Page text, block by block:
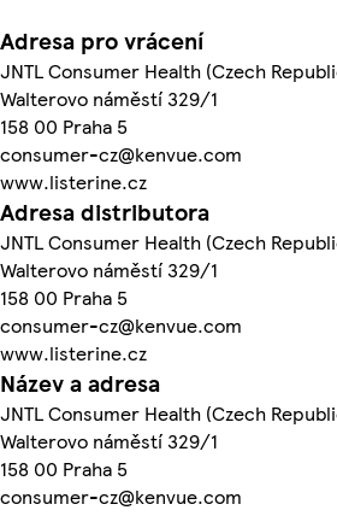
Adresa pro vrácení
JNTL Consumer Health (Czech
Walterovo náměstí 329/1
158 00 Praha 5
consumer-cz@kenvue.com
www.listerine.cz
Adresa distributora
JNTL Consumer Health (Czech
Walterovo náměstí 329/1
158 00 Praha 5
consumer-cz@kenvue.com
www.listerine.cz
Název a adresa
JNTL Consumer Health (Czech
Walterovo náměstí 329/1
158 00 Praha 5
consumer-cz@kenvue.com